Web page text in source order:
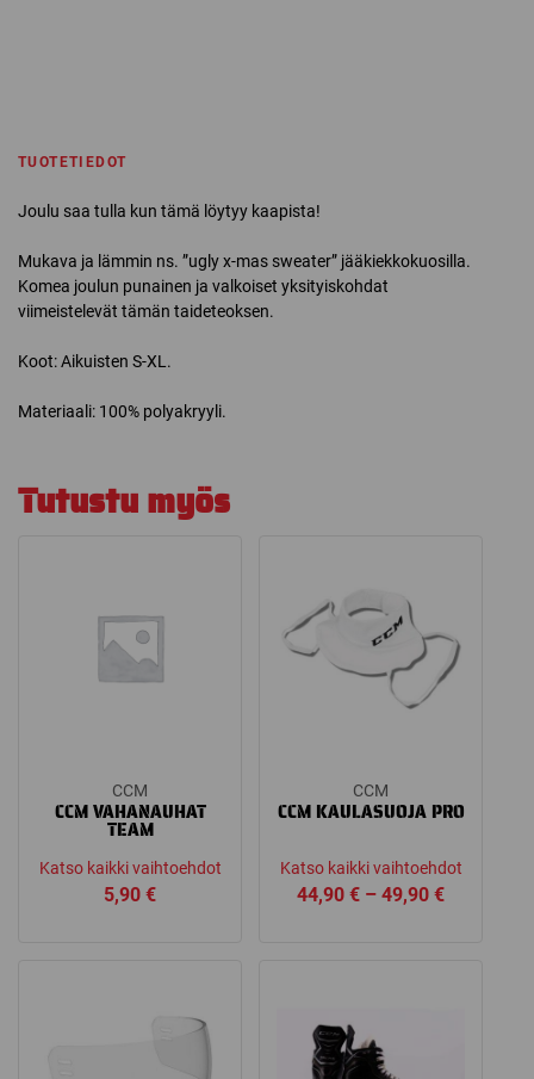
TUOTETIEDOT
Joulu saa tulla kun tämä löytyy kaapista!
Mukava ja lämmin ns. ”ugly x-mas sweater” jääkiekkokuosilla.
Komea joulun punainen ja valkoiset yksityiskohdat
viimeistelevät tämän taideteoksen.
Koot: Aikuisten S-XL.
Materiaali: 100% polyakryyli.
Tutustu myös
CCM
CCM VAHANAUHAT
TEAM
Katso kaikki vaihtoehdot
5,90€
CCM
CCM KAULASUOJA PRO
Katso kaikki vaihtoehdot
44,90€ – 49,90€Price